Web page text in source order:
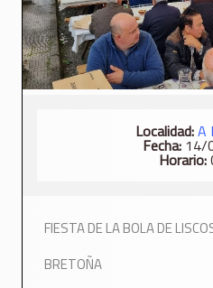
Localidad:A
Fecha:14/
Horario:
FIESTA DE LA BOLA DE
BRETOÑA